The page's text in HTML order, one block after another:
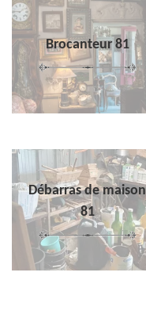
Brocanteur 81
Débarras de maison
81